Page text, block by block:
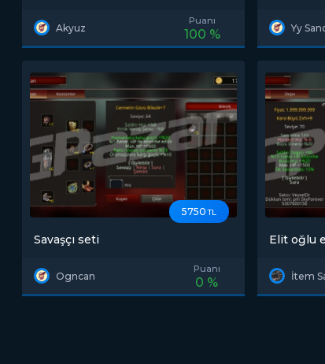
Akyuz
Puanı
100 % Yy
5750 TL
Savaşçı seti
Ogncan
Puanı
0 %
Elit oğlu
İtem